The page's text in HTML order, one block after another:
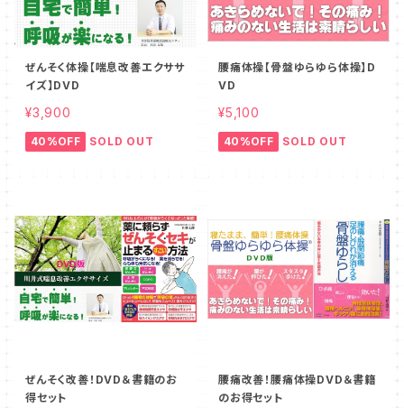
ぜんそく体操【喘息改善エクササ
イズ】DVD
¥3,900
40%OFF SOLD OUT
腰痛体操【骨盤ゆらゆら体操】D
VD
¥5,100
40%OFF SOLD OUT
ぜんそく改善！DVD＆書籍のお
得セット
腰痛改善！腰痛体操DVD＆書籍
のお得セット